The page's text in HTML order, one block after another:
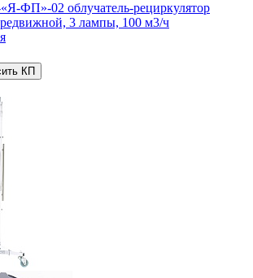
ФП»-02 облучатель-рециркулятор
3 лампы, 100 м3/ч
КП